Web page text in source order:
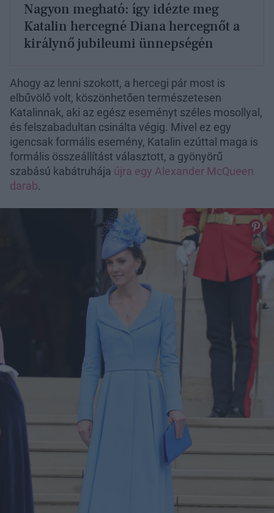
Nagyon megható: így idézte meg
Katalin hercegné Diana hercegnőt a
királynő jubileumi ünnepségén
Ahogy az lenni szokott, a hercegi pár most is
elbűvölő volt, köszönhetően természetesen
Katalinnak, aki az egész eseményt széles mosollyal,
és felszabadultan csinálta végig. Mivel ez egy
igencsak formális esemény, Katalin ezúttal maga is
formális összeállítást választott, a gyönyörű
szabású kabátruhája újra egy Alexander McQueen
darab.